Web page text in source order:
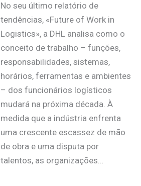
No seu último relatório de
tendências, «Future of Work in
Logistics», a DHL analisa como o
conceito de trabalho – funções,
responsabilidades, sistemas,
horários, ferramentas e ambientes
– dos funcionários logísticos
mudará na próxima década. À
medida que a indústria enfrenta
uma crescente escassez de mão
de obra e uma disputa por
talentos, as organizações…